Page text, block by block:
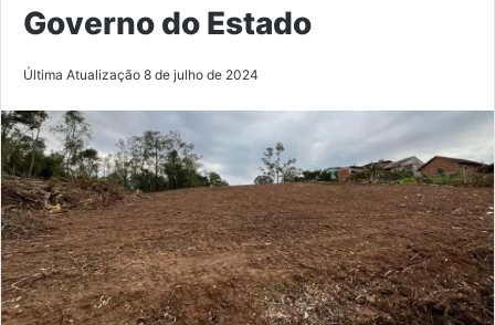
Governo do Estado
Última Atualização 8 de julho de 2024